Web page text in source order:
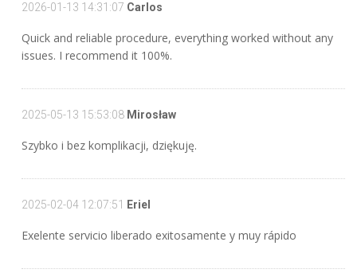
2026-01-13 14:31:07 Carlos
Quick and reliable procedure, everything worked without any
issues. I recommend it 100%.
2025-05-13 15:53:08 Mirosław
Szybko i bez komplikacji, dziękuję.
2025-02-04 12:07:51 Eriel
Exelente servicio liberado exitosamente y muy rápido